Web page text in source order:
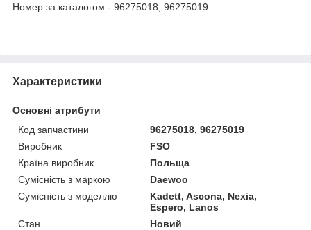
Номер за каталогом - 96275018, 96275019
Характеристики
Основні атрибути
Код запчастини
96275018, 96275019
Виробник
FSO
Країна виробник
Польща
Сумісність з маркою
Daewoo
Сумісність з моделлю
Kadett, Ascona, Nexia,
Espero, Lanos
Стан
Новий